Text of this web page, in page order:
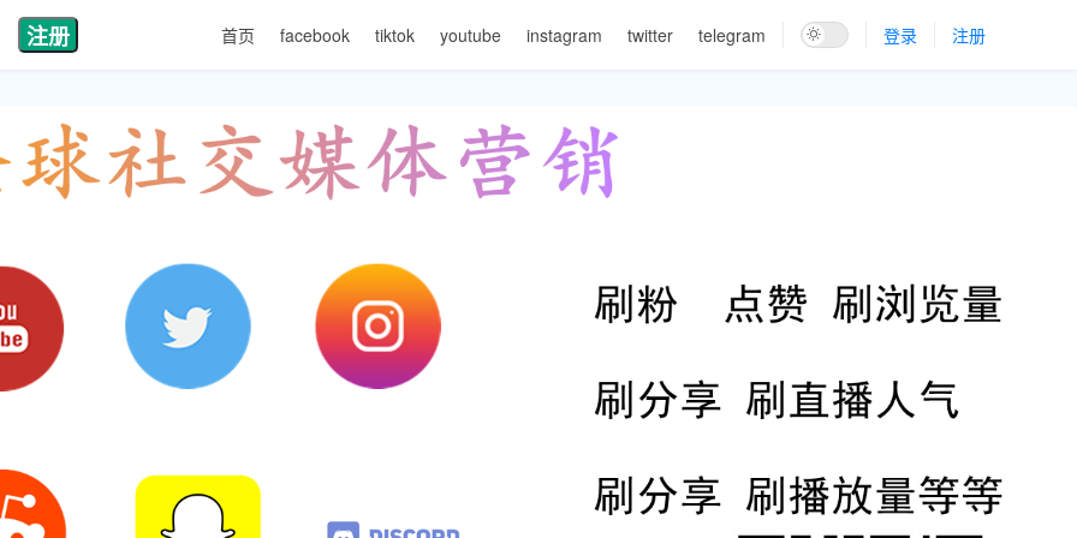
注册 首页 facebook tiktok youtube instagram twitter telegram 登录 注册